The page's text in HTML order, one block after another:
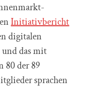
Initiativbericht
digitalen
das mit
80 der 89
sprachen